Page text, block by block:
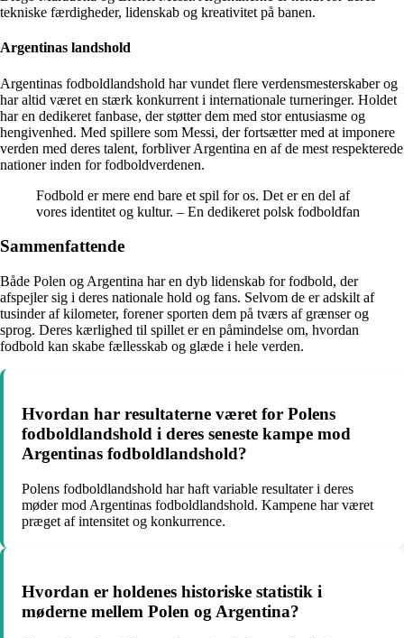
tekniske færdigheder, lidenskab og kreativitet på banen.
Argentinas landshold
Argentinas fodboldlandshold har vundet flere verdensmesterskaber og
har altid været en stærk konkurrent i internationale turneringer. Holdet
har en dedikeret fanbase, der støtter dem med stor entusiasme og
hengivenhed. Med spillere som Messi, der fortsætter med at imponere
verden med deres talent, forbliver Argentina en af de mest respekterede
nationer inden for fodboldverdenen.
Fodbold er mere end bare et spil for os. Det er en del af
vores identitet og kultur. – En dedikeret polsk fodboldfan
Sammenfattende
Både Polen og Argentina har en dyb lidenskab for fodbold, der
afspejler sig i deres nationale hold og fans. Selvom de er adskilt af
tusinder af kilometer, forener sporten dem på tværs af grænser og
sprog. Deres kærlighed til spillet er en påmindelse om, hvordan
fodbold kan skabe fællesskab og glæde i hele verden.
Hvordan har resultaterne været for Polens
fodboldlandshold i deres seneste kampe mod
Argentinas fodboldlandshold?
Polens fodboldlandshold har haft variable resultater i deres
møder mod Argentinas fodboldlandshold. Kampene har været
præget af intensitet og konkurrence.
Hvordan er holdenes historiske statistik i
møderne mellem Polen og Argentina?